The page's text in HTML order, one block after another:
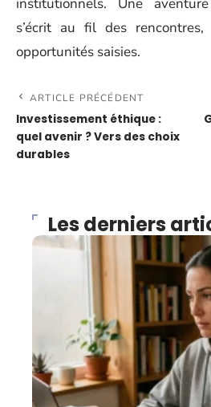
s’écrit au fil des
opportunités saisies.
ARTICLE PRÉCÉDENT
Investissement éthique :
quel avenir ? Vers des choix
durables
Les derniers